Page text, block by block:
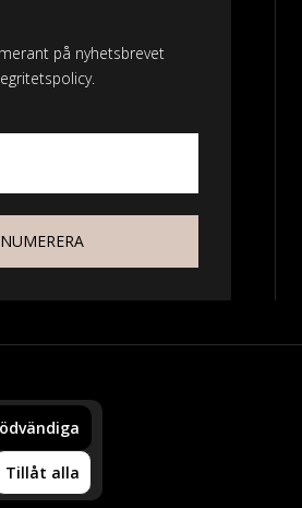
i
på nyhetsbrevet
Tillåt alla